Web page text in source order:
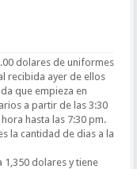
dolares de uniformes
recibida ayer de ellos
que empieza en
a partir de las 3:30
hasta las 7:30 pm.
la cantidad de dias a la
1,350 dolares y tiene